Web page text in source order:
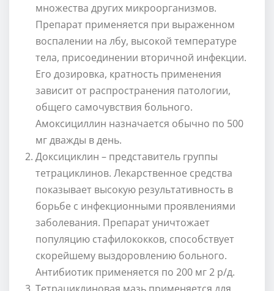
множества других микроорганизмов.
Препарат применяется при выраженном
воспалении на лбу, высокой температуре
тела, присоединении вторичной инфекции.
Его дозировка, кратность применения
зависит от распространения патологии,
общего самочувствия больного.
Амоксициллин назначается обычно по 500
мг дважды в день.
Доксициклин – представитель группы
тетрациклинов. Лекарственное средства
показывает высокую результативность в
борьбе с инфекционными проявлениями
заболевания. Препарат уничтожает
популяцию стафилококков, способствует
скорейшему выздоровлению больного.
Антибиотик применяется по 200 мг 2 р/д.